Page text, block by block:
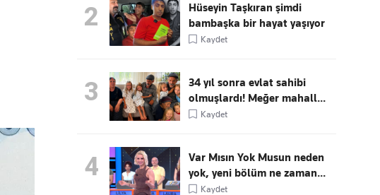
2
Hüseyin Taşkıran şimdi
bambaşka bir hayat yaşıyor
Kaydet
3
34 yıl sonra evlat sahibi
olmuşlardı! Meğer mahall...
Kaydet
4
Var Mısın Yok Musun neden
yok, yeni bölüm ne zaman...
Kaydet